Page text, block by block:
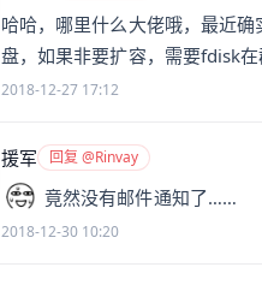
哈哈，哪里什么大佬哦，最近
盘，如果非要扩容，需要fdisk
2018-12-27 17:12
援军 回复 @Rinvay
竟然没有邮件通知了……
2018-12-30 10:20